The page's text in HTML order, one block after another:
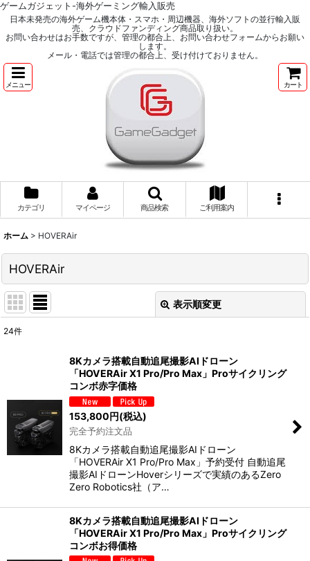
ゲームガジェット-海外ゲーミング輸入販売
日本未発売の海外ゲーム機本体・スマホ・周辺機器、海外ソフトの並行輸入販
売、クラウドファンディング商品取り扱い。
お問い合わせはお手数ですが、管理の都合上、お問い合わせフォームからお願い
します。
メール・電話では管理の都合上、受け付けておりません。
メニュー カート
カテゴリ マイページ 商品検索 ご利用案内
ホーム > HOVERAir
HOVERAir
表示順変更
絞り込む
24件
8Kカメラ搭載自動追尾撮影AIドローン
「HOVERAir X1 Pro/Pro Max」Proサイクリング
コンボ赤字価格
153,800円(税込)
完全予約注文品
8Kカメラ搭載自動追尾撮影AIドローン
「HOVERAir X1 Pro/Pro Max」予約受付 自動追尾
撮影AIドローンHoverシリーズで実績のあるZero
Zero Robotics社（ア…
8Kカメラ搭載自動追尾撮影AIドローン
「HOVERAir X1 Pro/Pro Max」Proサイクリング
コンボお得価格